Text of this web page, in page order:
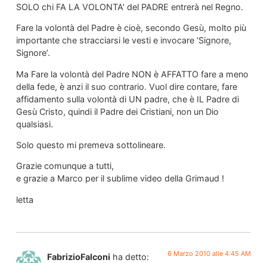
SOLO chi FA LA VOLONTA’ del PADRE entrerà nel Regno.
Fare la volontà del Padre è cioè, secondo Gesù, molto più
importante che stracciarsi le vesti e invocare ‘Signore,
Signore’.
Ma Fare la volontà del Padre NON è AFFATTO fare a meno
della fede, è anzi il suo contrario. Vuol dire contare, fare
affidamento sulla volontà di UN padre, che è IL Padre di
Gesù Cristo, quindi il Padre dei Cristiani, non un Dio
qualsiasi.
Solo questo mi premeva sottolineare.
Grazie comunque a tutti,
e grazie a Marco per il sublime video della Grimaud !
letta
FabrizioFalconi ha detto: 6 Marzo 2010 alle 4:45 AM